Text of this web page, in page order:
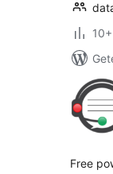
Free